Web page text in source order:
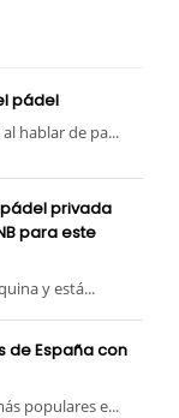
pádel
hablar de pa...
privada
para este
y está...
de España con
populares e...